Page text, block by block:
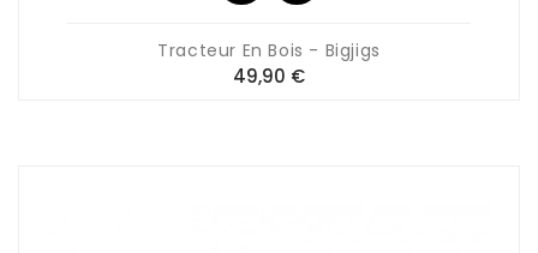
Tracteur En Bois - Bigjigs
49,90 €Prix